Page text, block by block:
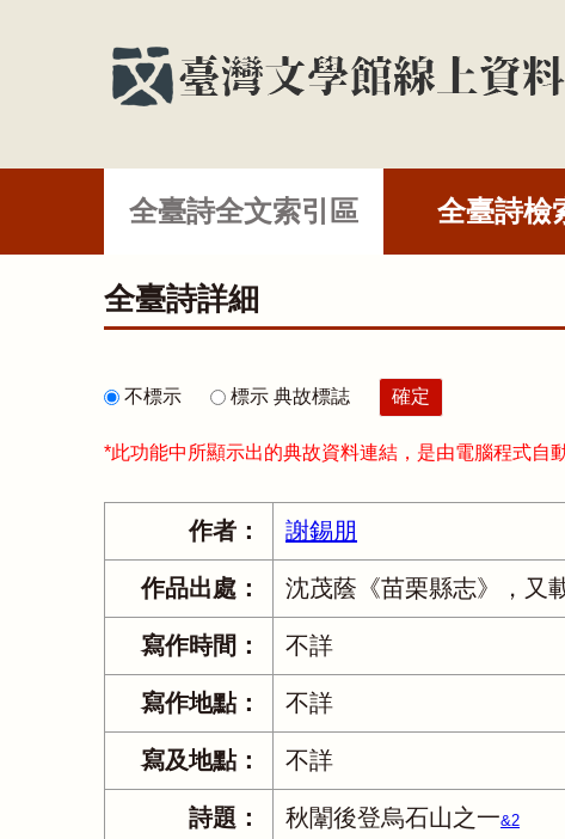
全臺詩全文索引區 全臺詩檢
全臺詩詳細
不標示 標示 典故標誌
*此功能中所顯示出的典故資料連結，是由電腦程式自
作者： 謝錫朋
作品出處： 沈茂蔭《苗栗縣志》，又
寫作時間： 不詳
寫作地點： 不詳
寫及地點： 不詳
詩題： 秋闈後登烏石山之一&2